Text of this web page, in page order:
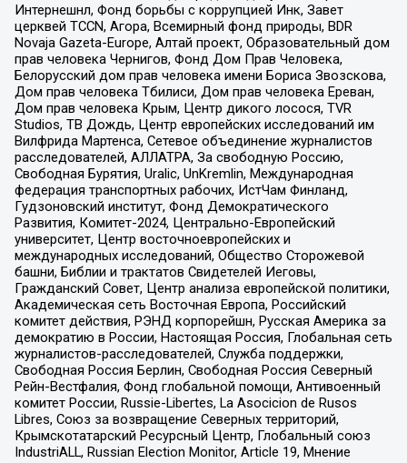
Интернешнл, Фонд борьбы с коррупцией Инк, Завет
церквей TCCN, Агора, Всемирный фонд природы, BDR
Novaja Gazeta-Europe, Алтай проект, Образовательный дом
прав человека Чернигов, Фонд Дом Прав Человека,
Белорусский дом прав человека имени Бориса Звозскова,
Дом прав человека Тбилиси, Дом прав человека Ереван,
Дом прав человека Крым, Центр дикого лосося, TVR
Studios, ТВ Дождь, Центр европейских исследований им
Вилфрида Мартенса, Сетевое объединение журналистов
расследователей, АЛЛАТРА, За свободную Россию,
Свободная Бурятия, Uralic, UnKremlin, Международная
федерация транспортных рабочих, ИстЧам Финланд,
Гудзоновский институт, Фонд Демократического
Развития, Комитет-2024, Центрально-Европейский
университет, Центр восточноевропейских и
международных исследований, Общество Сторожевой
башни, Библии и трактатов Свидетелей Иеговы,
Гражданский Совет, Центр анализа европейской политики,
Академическая сеть Восточная Европа, Российский
комитет действия, РЭНД корпорейшн, Русская Америка за
демократию в России, Настоящая Россия, Глобальная сеть
журналистов-расследователей, Служба поддержки,
Свободная Россия Берлин, Свободная Россия Северный
Рейн-Вестфалия, Фонд глобальной помощи, Антивоенный
комитет России, Russie-Libertes, La Asocicion de Rusos
Libres, Союз за возвращение Северных территорий,
Крымскотатарский Ресурсный Центр, Глобальный союз
IndustriALL, Russian Election Monitor, Article 19, Мнение